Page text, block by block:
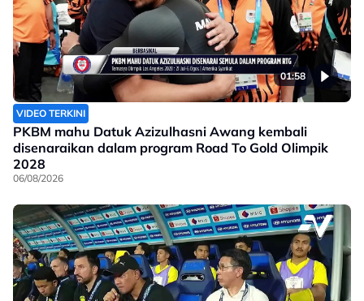
01:58
VIDEO TERKINI
PKBM mahu Datuk Azizulhasni Awang kembali
disenaraikan dalam program Road To Gold Olimpik
2028
06/08/2026